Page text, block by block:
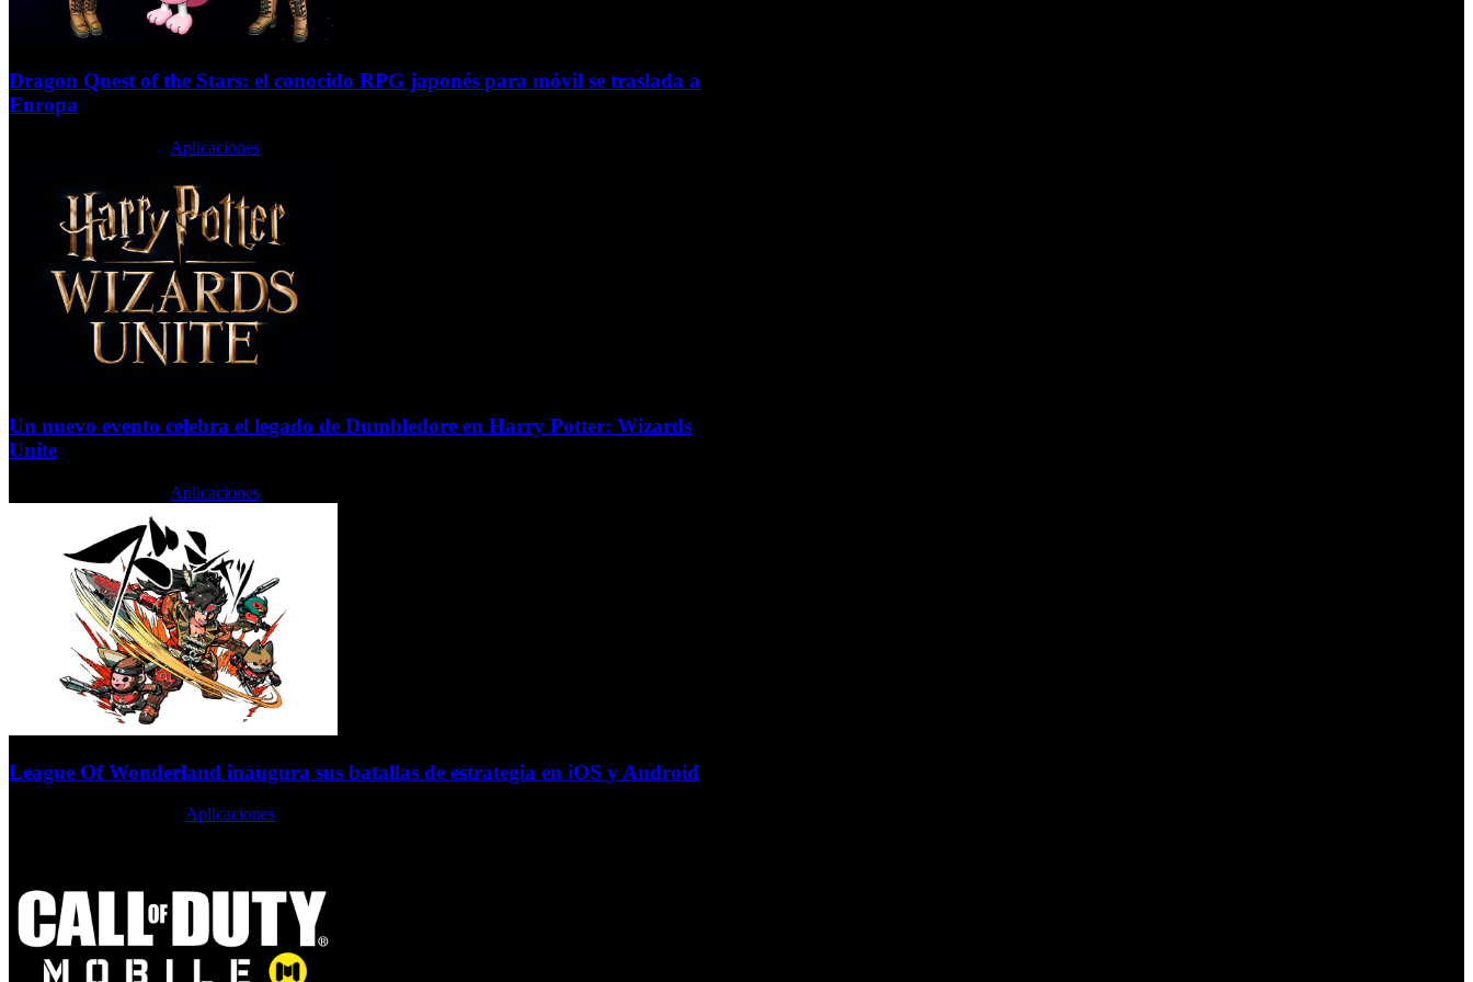
Dragon Quest of the Stars: el conocido RPG japonés para móvil se traslada a
Europa
Aplicaciones
Un nuevo evento celebra el legado de Dumbledore en Harry Potter: Wizards
Unite
Aplicaciones
League Of Wonderland inaugura sus batallas de estrategia en iOS y Android
Aplicaciones